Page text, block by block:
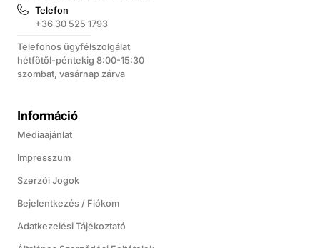
Telefon
+36 30 525 1793
Telefonos ügyfélszolgálat
hétfőtől-péntekig 8:00-15:30
szombat, vasárnap zárva
Információ
Médiaajánlat
Impresszum
Szerzői Jogok
Bejelentkezés / Fiókom
Adatkezelési Tájékoztató